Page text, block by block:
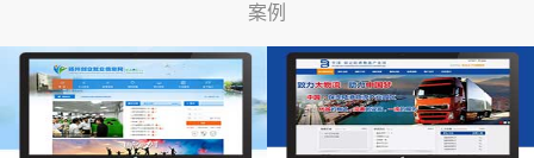
竞价托管
全网营销
案例